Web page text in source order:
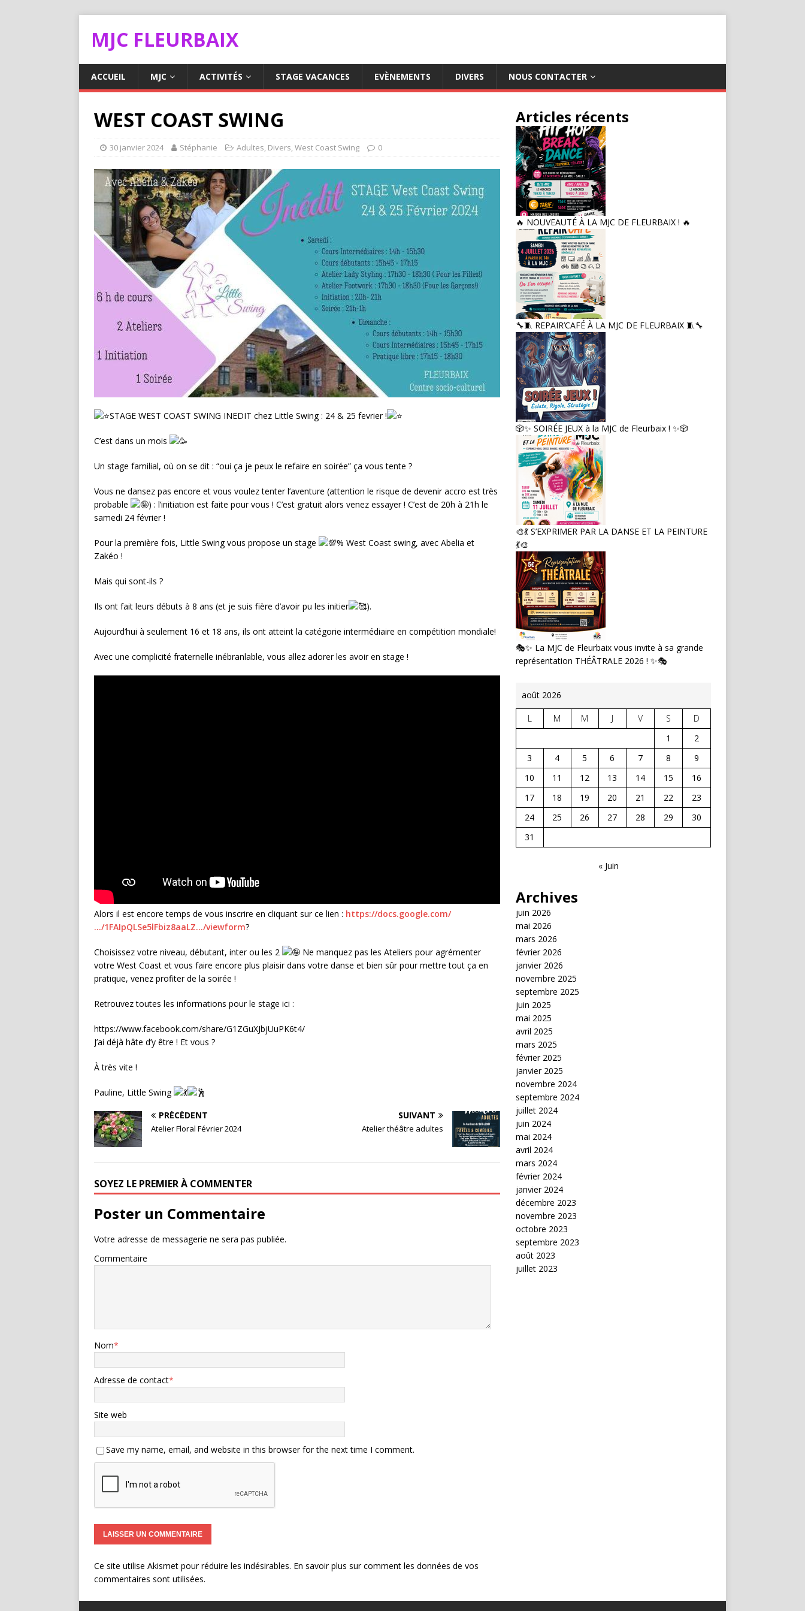
MJC FLEURBAIX
ACCUEIL MJC ACTIVITÉS STAGE VACANCES EVÈNEMENTS DIVERS NOUS CONTACTER
WEST COAST SWING
30 janvier 2024 Stéphanie Adultes, Divers,West Coast Swing 0
STAGE WEST COAST SWING INEDIT chez Little Swing : 24 & 25 fevrier !
C’est dans un mois
Un stage familial, où on se dit : “oui ça je peux le refaire en soirée” ça vous tente ?
Vous ne dansez pas encore et vous voulez tenter l’aventure (attention le risque de devenir accro est très
probable
) : l’initiation est faite pour vous ! C’est gratuit alors venez essayer ! C’est de 20h à 21h le
samedi 24 février !
Pour la première fois, Little Swing vous propose un stage
% West Coast swing, avec Abelia et
Zakéo !
Mais qui sont-ils ?
Ils ont fait leurs débuts à 8 ans (et je suis fière d’avoir pu les initier ).
Aujourd’hui à seulement 16 et 18 ans, ils ont atteint la catégorie intermédiaire en compétition mondiale!
Avec une complicité fraternelle inébranlable, vous allez adorer les avoir en stage !
Alors il est encore temps de vous inscrire en cliquant sur ce lien : https://docs.google.com/
…/1FAIpQLSe5lFbiz8aaLZ…/viewform?
Choisissez votre niveau, débutant, inter ou les 2
Ne manquez pas les Ateliers pour agrémenter
votre West Coast et vous faire encore plus plaisir dans votre danse et bien sûr pour mettre tout ça en
pratique, venez profiter de la soirée !
Retrouvez toutes les informations pour le stage ici :
https://www.facebook.com/share/G1ZGuXJbjUuPK6t4/
J’ai déjà hâte d’y être ! Et vous ?
À très vite !
Pauline, Little Swing
PRÉCÉDENT
Atelier Floral Février 2024
SUIVANT
Atelier théâtre adultes
SOYEZ LE PREMIER À COMMENTER
Poster un Commentaire
Votre adresse de messagerie ne sera pas publiée.
Commentaire
Nom*
Adresse de contact*
Site web
Save my name, email, and website in this browser for the next time I comment.
Ce site utilise Akismet pour réduire les indésirables. En savoir plus sur comment les données de vos
commentaires sont utilisées.
Articles récents
🔥 NOUVEAUTÉ À LA MJC DE FLEURBAIX ! 🔥
🔧🧵 REPAIR’CAFÉ À LA MJC DE FLEURBAIX 🧵🔧
🎲✨ SOIRÉE JEUX à la MJC de Fleurbaix ! ✨🎲
🎨💃 S’EXPRIMER PAR LA DANSE ET LA PEINTURE
💃🎨
🎭✨ La MJC de Fleurbaix vous invite à sa grande
représentation THÉÂTRALE 2026 ! ✨🎭
août 2026
L M M J V S
D
1
2
3
4 5 6 7 8
9
10
11 12 13 14 15
16
17
18 19 20 21 22
23
24
25 26 27 28 29
30
31
« Juin
Archives
juin 2026
mai 2026
mars 2026
février 2026
janvier 2026
novembre 2025
septembre 2025
juin 2025
mai 2025
avril 2025
mars 2025
février 2025
janvier 2025
novembre 2024
septembre 2024
juillet 2024
juin 2024
mai 2024
avril 2024
mars 2024
février 2024
janvier 2024
décembre 2023
novembre 2023
octobre 2023
septembre 2023
août 2023
juillet 2023